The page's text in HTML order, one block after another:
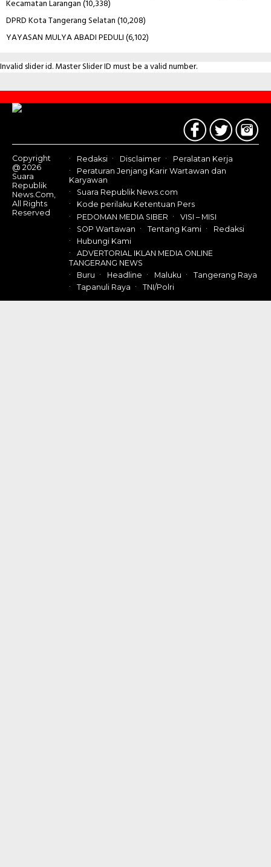
Kecamatan Larangan(10,338)
DPRD Kota Tangerang Selatan(10,208)
YAYASAN MULYA ABADI PEDULI(6,102)
Invalid slider id. Master Slider ID must be a valid number.
Contact
Us
Copyright
@ 2026
Suara
Republik
News.Com,
All Rights
Reserved
Redaksi Disclaimer
Peralatan Kerja
Peraturan Jenjang Karir Wartawan dan
Karyawan
Suara Republik News.com
Kode perilaku Ketentuan Pers
PEDOMAN MEDIA SIBER
VISI – MISI
SOP Wartawan
Tentang Kami
Redaksi
Hubungi Kami
ADVERTORIAL IKLAN MEDIA ONLINE
TANGERANG NEWS
Buru
Headline Maluku
Tangerang Raya
Tapanuli Raya
TNI/Polri